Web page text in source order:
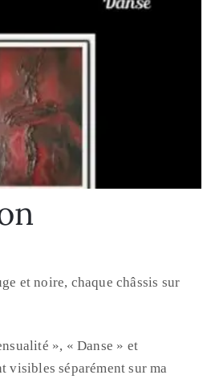
et noire, chaque châssis sur
», « Danse » et
visibles séparément sur ma